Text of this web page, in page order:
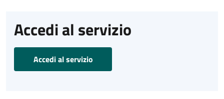
Accedi al servizio
Accedi al servizio